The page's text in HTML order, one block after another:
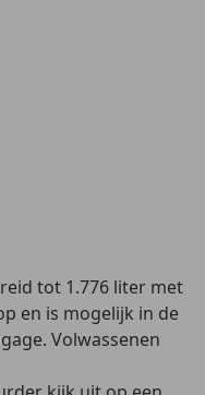
tot 1.776 liter met
en is mogelijk in de
Volwassenen